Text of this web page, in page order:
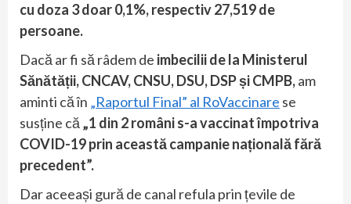
cu doza 3 doar 0,1%, respectiv 27,519 de
persoane.
Dacă ar fi să râdem de imbecilii de la Ministerul
Sănătății, CNCAV, CNSU, DSU, DSP și CMPB,am
aminti că în „Raportul Final” al RoVaccinare se
susține că „1 din 2 români s-a vaccinat împotriva
COVID-19 prin această campanie națională fără
precedent”.
Dar aceeași gură de canal refula prin țevile de